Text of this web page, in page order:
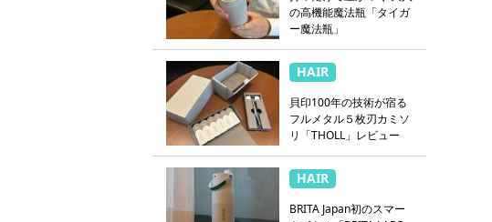
の高機能魔法瓶「タイガ
ー魔法瓶」
HAIR
貝印100年の技術が宿る
フルメタル５枚刃カミソ
リ「THOLL」レビュー
HAIR
BRITA Japan初のスマー